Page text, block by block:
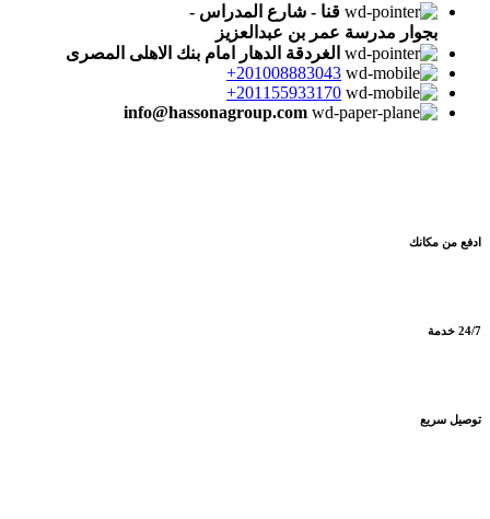
قنا - شارع المدراس -
بجوار مدرسة عمر بن عبدالعزيز
الغردقة الدهار امام بنك الاهلى المصرى
201008883043+
201155933170+
info@hassonagroup.com
ادفع من مكانك
24/7 خدمة
توصيل سريع